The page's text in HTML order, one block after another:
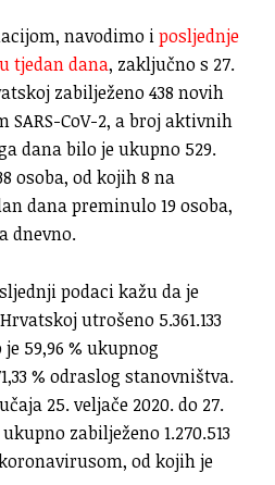
navodimo iposljednje
tjedan dana, zaključno s 27.
zabilježeno 438 novih
SARS-CoV-2, a broj aktivnih
dana bilo je ukupno 529.
osoba, od kojih 8 na
dana preminulo 19 osoba,
dnevno.
podaci kažu da je
utrošeno 5.361.133
59,96 % ukupnog
% odraslog stanovništva.
25. veljače 2020. do 27.
zabilježeno 1.270.513
od kojih je